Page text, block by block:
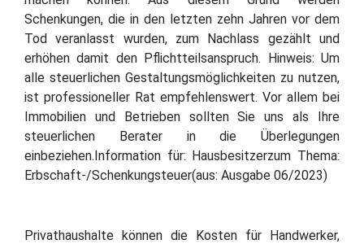
Schenkungen, die in den letzten zehn Jahren vor dem
Tod veranlasst wurden, zum Nachlass gezählt und
erhöhen damit den Pflichtteilsanspruch. Hinweis: Um
alle steuerlichen Gestaltungsmöglichkeiten zu nutzen,
ist professioneller Rat empfehlenswert. Vor allem bei
Immobilien und Betrieben sollten Sie uns als Ihre
steuerlichen Berater in die Überlegungen
einbeziehen.Information für: Hausbesitzerzum Thema:
Erbschaft-/Schenkungsteuer(aus: Ausgabe 06/2023)
Privathaushalte können die Kosten für Handwerker,